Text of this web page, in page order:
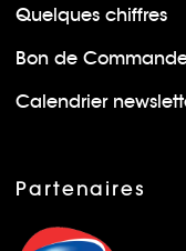
Quelques chiffres
Bon de
Calendrier
Partenaires